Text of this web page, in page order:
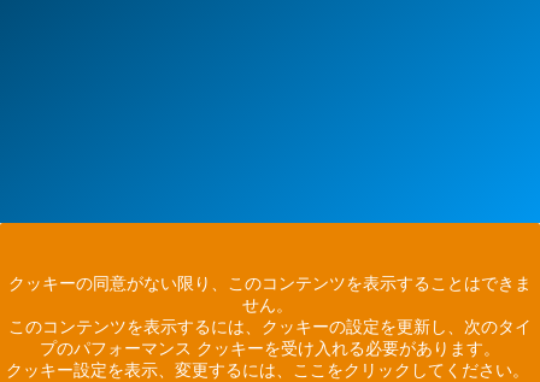
クッキーの同意がない限り、このコンテンツを表示することはできま
せん。
このコンテンツを表示するには、クッキーの設定を更新し、次のタイ
プのパフォーマンス クッキーを受け入れる必要があります。
クッキー設定を表示、変更するには、ここをクリックしてください。